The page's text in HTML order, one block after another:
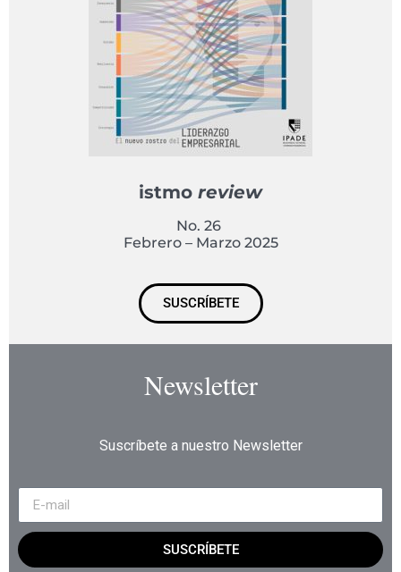
istmo review
No. 26
Febrero – Marzo 2025
SUSCRÍBETE
Newsletter
Suscríbete a nuestro Newsletter
SUSCRÍBETE